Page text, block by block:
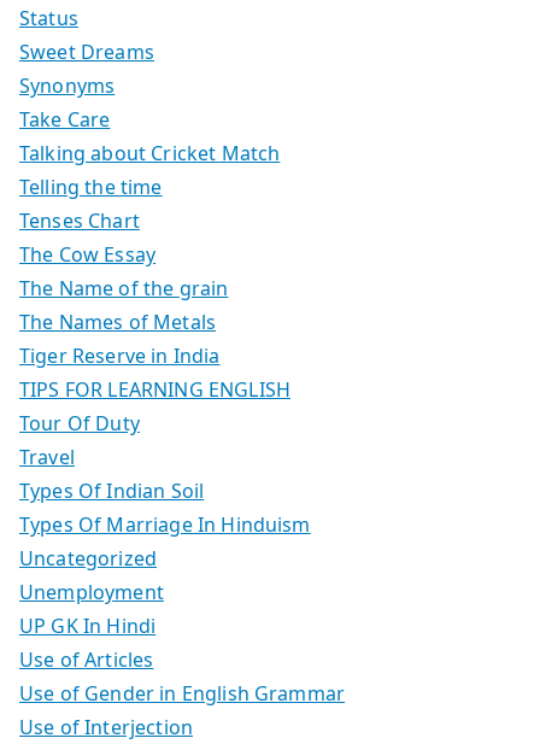
Status
Sweet Dreams
Synonyms
Take Care
Talking about Cricket Match
Telling the time
Tenses Chart
The Cow Essay
The Name of the grain
The Names of Metals
Tiger Reserve in India
TIPS FOR LEARNING ENGLISH
Tour Of Duty
Travel
Types Of Indian Soil
Types Of Marriage In Hinduism
Uncategorized
Unemployment
UP GK In Hindi
Use of Articles
Use of Gender in English Grammar
Use of Interjection